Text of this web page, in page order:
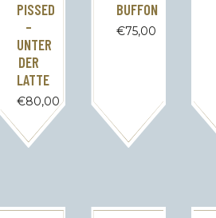
PISSED
–
UNTER
DER
LATTE
€80,00
BUFFON
€75,00